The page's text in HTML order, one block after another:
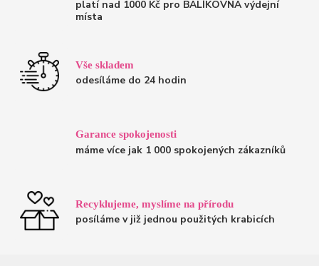
platí nad 1000 Kč pro BALÍKOVNA výdejní
místa
Vše skladem
odesíláme do 24 hodin
Garance spokojenosti
máme více jak 1 000 spokojených zákazníků
Recyklujeme, myslíme na přírodu
posíláme v již jednou použitých krabicích